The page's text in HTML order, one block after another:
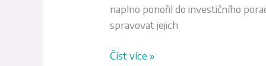
naplno ponořil do investičního
spravovat jejich
Číst více »